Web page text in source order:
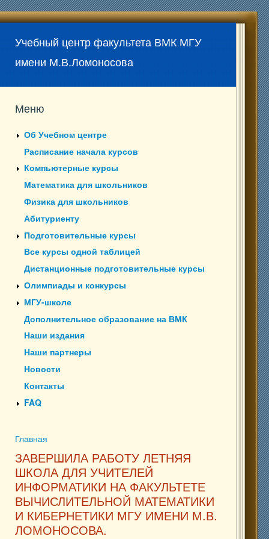
Учебный центр факультета ВМК МГУ
имени М.В.Ломоносова
Меню
Об Учебном центре
Расписание начала курсов
Компьютерные курсы
Математика для школьников
Физика для школьников
Абитуриенту
Подготовительные курсы
Все курсы одной таблицей
Дистанционные подготовительные курсы
Олимпиады и конкурсы
МГУ-школе
Дополнительное образование на ВМК
Наши издания
Наши партнеры
Новости
Контакты
FAQ
Вы здесь
Главная
ЗАВЕРШИЛА РАБОТУ ЛЕТНЯЯ
ШКОЛА ДЛЯ УЧИТЕЛЕЙ
ИНФОРМАТИКИ НА ФАКУЛЬТЕТЕ
ВЫЧИСЛИТЕЛЬНОЙ МАТЕМАТИКИ
И КИБЕРНЕТИКИ МГУ ИМЕНИ М.В.
ЛОМОНОСОВА.